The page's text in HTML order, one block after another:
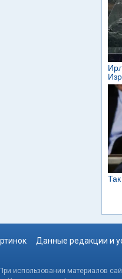
Данные редакции и
использовании материалов